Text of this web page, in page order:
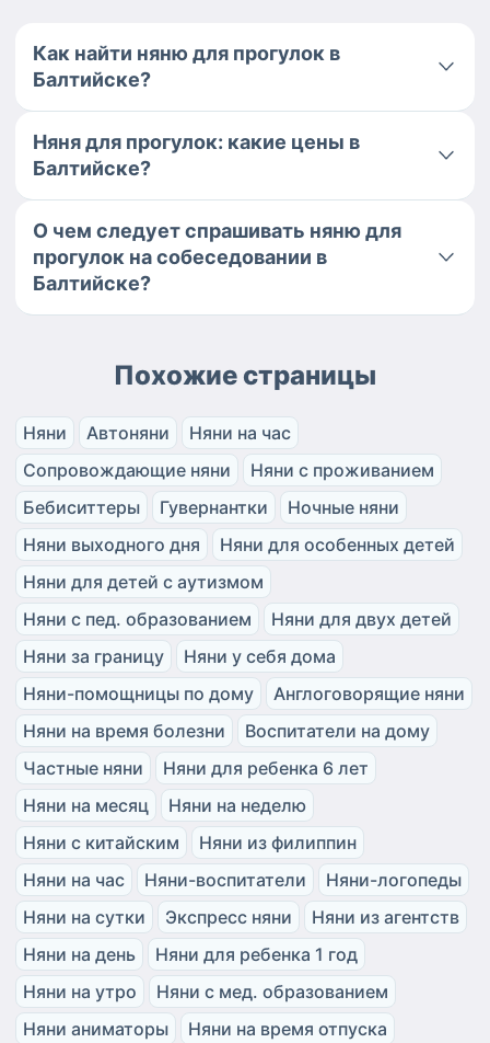
Как найти няню для прогулок в
Балтийске?
Няня для прогулок: какие цены в
Балтийске?
О чем следует спрашивать няню для
прогулок на собеседовании в
Балтийске?
Похожие страницы
Няни Автоняни
Няни на час
Сопровождающие няни
Няни с проживанием
Бебиситтеры
Гувернантки
Ночные няни
Няни выходного дня
Няни для особенных детей
Няни для детей с аутизмом
Няни с пед. образованием
Няни для двух детей
Няни за границу
Няни у себя дома
Няни-помощницы по дому
Англоговорящие няни
Няни на время болезни
Воспитатели на дому
Частные няни
Няни для ребенка 6 лет
Няни на месяц
Няни на неделю
Няни с китайским
Няни из филиппин
Няни на час
Няни-воспитатели
Няни-логопеды
Няни на сутки
Экспресс няни
Няни из агентств
Няни на день
Няни для ребенка 1 год
Няни на утро
Няни с мед. образованием
Няни аниматоры
Няни на время отпуска